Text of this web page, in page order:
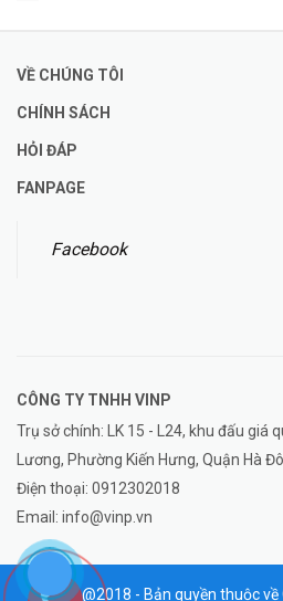
VỀ CHÚNG TÔI
CHÍNH SÁCH
HỎI ĐÁP
FANPAGE
Facebook
CÔNG TY TNHH VINP
Trụ sở chính: LK 15 - L24, khu đấu giá
Lương, Phường Kiến Hưng, Quận Hà
Điện thoại: 0912302018
Email: info@vinp.vn
@2018 - Bản quyền thuộc về